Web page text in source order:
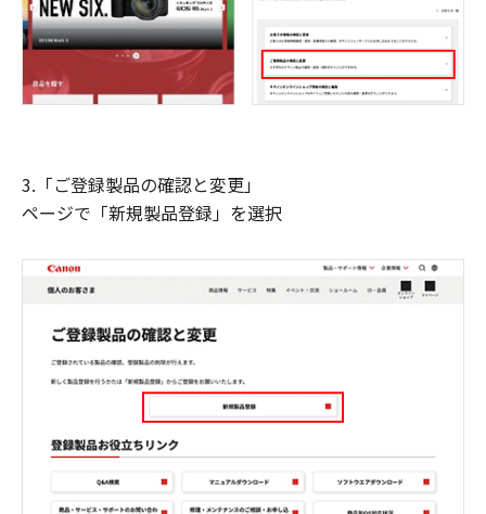
3.「ご登録製品の確認と変更」
ページで「新規製品登録」を選択